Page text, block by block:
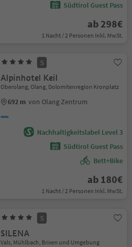
Südtirol Guest Pass
ab 298€
1 Nacht / 2 Personen Inkl. MwSt.
S
Alpinhotel Keil
Oberolang, Olang, Dolomitenregion Kronplatz
692 m von Olang Zentrum
Nachhaltigkeitslabel Level 3
Südtirol Guest Pass
Bett+Bike
ab 180€
1 Nacht / 2 Personen Inkl. MwSt.
S
SILENA
Vals, Mühlbach, Brixen und Umgebung